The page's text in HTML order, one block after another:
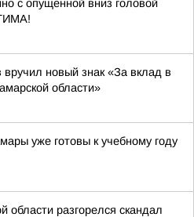
с опущенной вниз головой
новый знак «За вклад в
области»
уже готовы к учебному году
области разгорелся скандал